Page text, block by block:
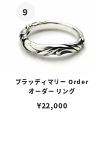
ブラッディマリー Order
オーダー リング
¥22,000